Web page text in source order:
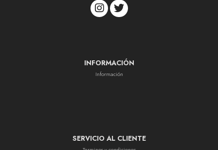
INFORMACIÓN
Información
SERVICIO AL CLIENTE